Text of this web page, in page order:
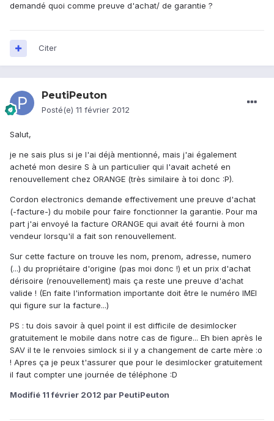
demandé quoi comme preuve d'achat/ de garantie ?
Citer
PeutiPeuton
Posté(e) 11 février 2012
Salut,
je ne sais plus si je l'ai déjà mentionné, mais j'ai également
acheté mon desire S à un particulier qui l'avait acheté en
renouvellement chez ORANGE (très similaire à toi donc :P).
Cordon electronics demande effectivement une preuve d'achat
(-facture-) du mobile pour faire fonctionner la garantie. Pour ma
part j'ai envoyé la facture ORANGE qui avait été fourni à mon
vendeur lorsqu'il a fait son renouvellement.
Sur cette facture on trouve les nom, prenom, adresse, numero
(...) du propriétaire d'origine (pas moi donc !) et un prix d'achat
dérisoire (renouvellement) mais ça reste une preuve d'achat
valide ! (En faite l'information importante doit être le numéro IMEI
qui figure sur la facture...)
PS : tu dois savoir à quel point il est difficile de desimlocker
gratuitement le mobile dans notre cas de figure... Eh bien après le
SAV il te le renvoies simlock si il y a changement de carte mère :o
! Apres ça je peux t'assurer que pour le desimlocker gratuitement
il faut compter une journée de téléphone :D
Modifié 11 février 2012 par PeutiPeuton